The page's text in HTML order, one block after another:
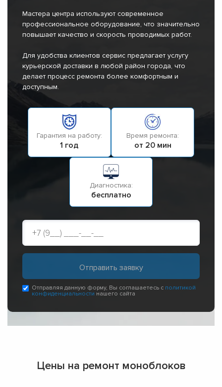
Мастера центра используют современное
профессиональное оборудование, что значительно
повышает качество и скорость проводимых работ.
Для удобства клиентов сервис предлагает услугу
курьерской доставки в любой район города, что
делает процесс ремонта более комфортным и
доступным.
Гарантия на работу:
1 год
Время ремонта:
от 20 мин
Диагностика:
бесплатно
Отправляя данную форму, Вы соглашаетесь с политикой
конфиденциальности нашего сайта
Цены на ремонт моноблоков